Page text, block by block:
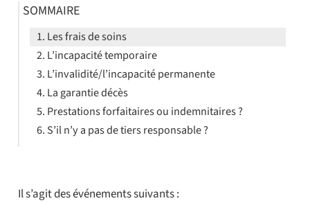
Il s’agit des événements suivants :
SOMMAIRE
Les frais de soins
L’incapacité temporaire
L’invalidité/l’incapacité permanente
La garantie décès
Prestations forfaitaires ou indemnitaires ?
S’il n’y a pas de tiers responsable ?